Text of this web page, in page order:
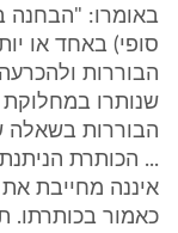
באומרו: "הבחנה
סופי) באחד או
הבוררות
שנותרו
הבוררות
... הכותרת
איננה מחייבת
כאמור בכותרתו.